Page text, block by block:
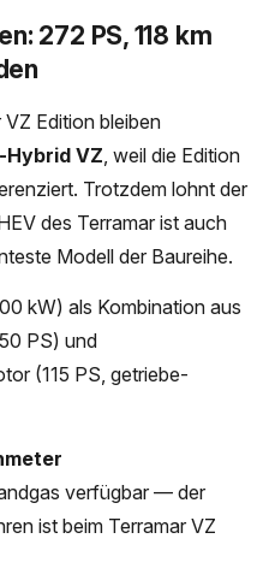
272 PS, 118 km
VZ Edition bleiben
Hybrid VZ , weil die Edition
Trotzdem lohnt der
des Terramar ist auch
Modell der Baureihe.
kW) als Kombination aus
PS) und
(115 PS, getriebe-
verfügbar — der
ist beim Terramar VZ